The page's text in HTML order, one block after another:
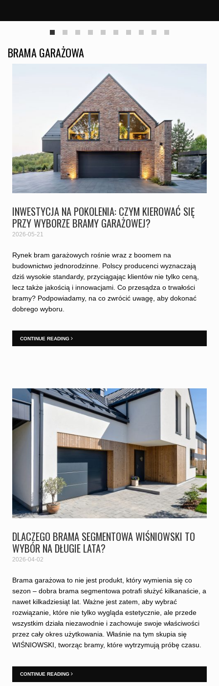
BRAMA GARAŻOWA
INWESTYCJA NA POKOLENIA: CZYM KIEROWAĆ SIĘ
PRZY WYBORZE BRAMY GARAŻOWEJ?
2026-05-21
Rynek bram garażowych rośnie wraz z boomem na
budownictwo jednorodzinne. Polscy producenci wyznaczają
dziś wysokie standardy, przyciągając klientów nie tylko ceną,
lecz także jakością i innowacjami. Co przesądza o trwałości
bramy? Podpowiadamy, na co zwrócić uwagę, aby dokonać
dobrego wyboru.
CONTINUE READING
DLACZEGO BRAMA SEGMENTOWA WIŚNIOWSKI TO
WYBÓR NA DŁUGIE LATA?
2026-04-02
Brama garażowa to nie jest produkt, który wymienia się co
sezon – dobra brama segmentowa potrafi służyć kilkanaście, a
nawet kilkadziesiąt lat. Ważne jest zatem, aby wybrać
rozwiązanie, które nie tylko wygląda estetycznie, ale przede
wszystkim działa niezawodnie i zachowuje swoje właściwości
przez cały okres użytkowania. Właśnie na tym skupia się
WIŚNIOWSKI, tworząc bramy, które wytrzymują próbę czasu.
CONTINUE READING